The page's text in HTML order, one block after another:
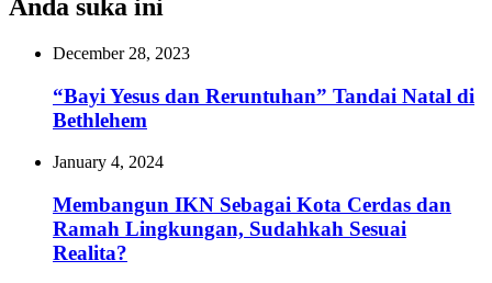
Anda suka ini
December 28, 2023
“Bayi Yesus dan Reruntuhan” Tandai Natal di
Bethlehem
January 4, 2024
Membangun IKN Sebagai Kota Cerdas dan
Ramah Lingkungan, Sudahkah Sesuai
Realita?